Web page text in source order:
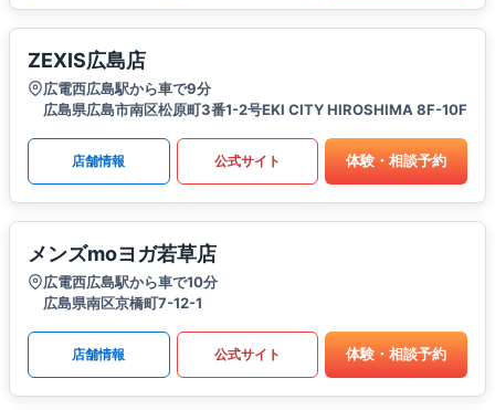
ZEXIS広島店
広電西広島駅から車で9分
広島県広島市南区松原町3番1-2号EKI CITY HIROSHIMA 8F-10F
店舗情報 公式サイト 体験・相談予約
メンズmoヨガ若草店
広電西広島駅から車で10分
広島県南区京橋町7-12-1
店舗情報 公式サイト 体験・相談予約